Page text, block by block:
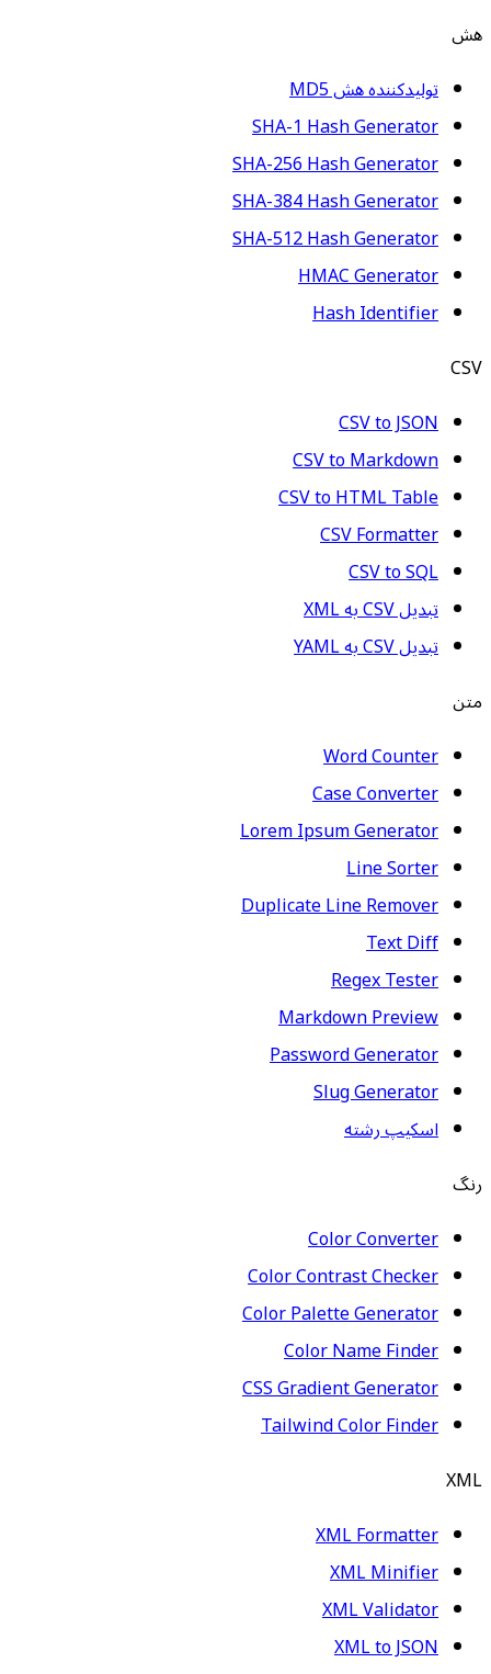
هش
تولیدکننده هش MD5
SHA-1 Hash Generator
SHA-256 Hash Generator
SHA-384 Hash Generator
SHA-512 Hash Generator
HMAC Generator
Hash Identifier
CSV
CSV to JSON
CSV to Markdown
CSV to HTML Table
CSV Formatter
CSV to SQL
تبدیل CSV به XML
تبدیل CSV به YAML
متن
Word Counter
Case Converter
Lorem Ipsum Generator
Line Sorter
Duplicate Line Remover
Text Diff
Regex Tester
Markdown Preview
Password Generator
Slug Generator
اسکیپ رشته
رنگ
Color Converter
Color Contrast Checker
Color Palette Generator
Color Name Finder
CSS Gradient Generator
Tailwind Color Finder
XML
XML Formatter
XML Minifier
XML Validator
XML to JSON